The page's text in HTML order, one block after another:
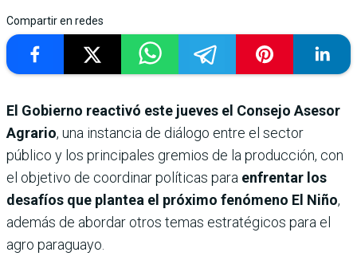
Compartir en redes
El Gobierno reactivó este jueves el Consejo Asesor
Agrario, una instancia de diálogo entre el sector
público y los principales gremios de la producción, con
el objetivo de coordinar políticas para enfrentar los
desafíos que plantea el próximo fenómeno El Niño,
además de abordar otros temas estratégicos para el
agro paraguayo.